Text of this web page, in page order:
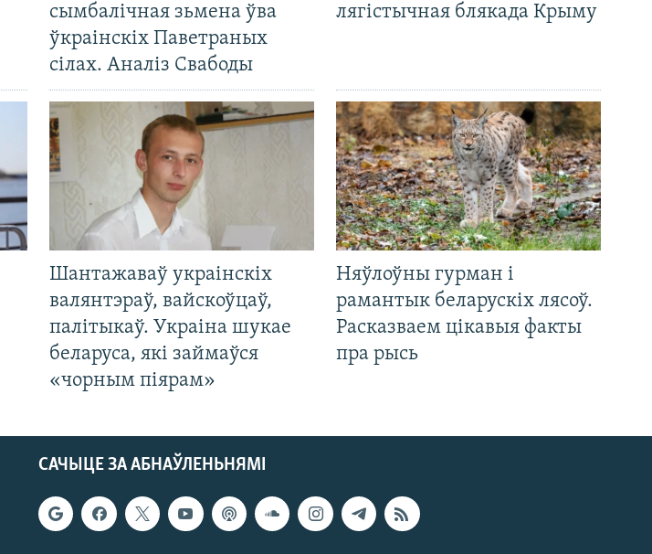
сымбалічная зьмена ўва
ўкраінскіх Паветраных
сілах. Аналіз Свабоды
лягістычная блякада Крыму
Шантажаваў украінскіх
валянтэраў, вайскоўцаў,
палітыкаў. Украіна шукае
беларуса, які займаўся
«чорным піярам»
Няўлоўны гурман і
рамантык беларускіх лясоў.
Расказваем цікавыя факты
пра рысь
САЧЫЦЕ ЗА АБНАЎЛЕНЬНЯМІ